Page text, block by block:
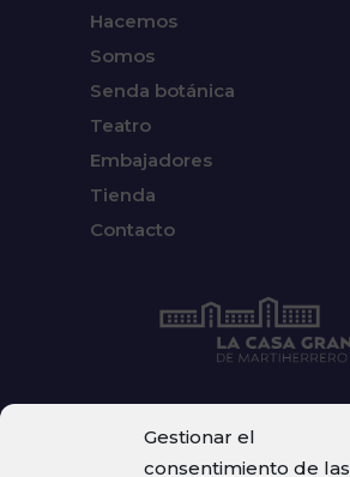
Gestionar el
consentimiento de las
Hacemos
Somos
Senda botánica
Teatro
Embajadores
Tienda
Contacto